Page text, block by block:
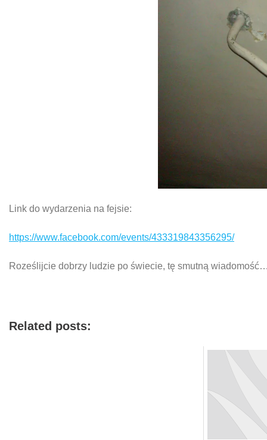
Link do wydarzenia na fejsie:
https://www.facebook.com/events/433319843356295/
Roześlijcie dobrzy ludzie po świecie, tę smutną
Related posts: